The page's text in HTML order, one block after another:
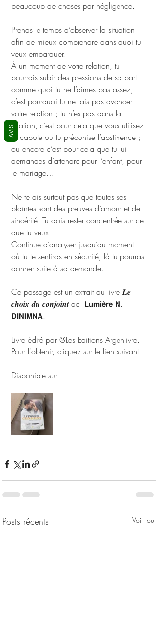
beaucoup de choses par négligence.
Prends le temps d’observer la situation
afin de mieux comprendre dans quoi tu
veux embarquer.
À un moment de votre relation, tu
pourrais subir des pressions de sa part
comme quoi tu ne l’aimes pas assez,
c’est pourquoi tu ne fais pas avancer
votre relation ; tu n’es pas dans la
relation, c’est pour cela que vous utilisez
la capote ou tu préconise l’abstinence ;
ou encore c’est pour cela que tu lui
demandes d’attendre pour l’enfant, pour
le mariage…
Ne te dis surtout pas que toutes ses
plaintes sont des preuves d’amour et de
sincérité. Tu dois rester concentrée sur ce
que tu veux.
Continue d’analyser jusqu’au moment
où tu te sentiras en sécurité, là tu pourras
donner suite à sa demande.
Ce passage est un extrait du livre 𝑳𝒆
𝒄𝒉𝒐𝒊𝒙 𝒅𝒖 𝒄𝒐𝒏𝒋𝒐𝒊𝒏𝒕 de  𝗟𝘂𝗺𝗶𝗲̀𝗿𝗲 𝗡.
𝗗𝗜𝗡𝗜𝗠𝗡𝗔.
Livre édité par @Les Editions Argenlivre.
Pour l'obtenir, cliquez sur le lien suivant
Disponible sur
Posts récents Voir tout
AVIS